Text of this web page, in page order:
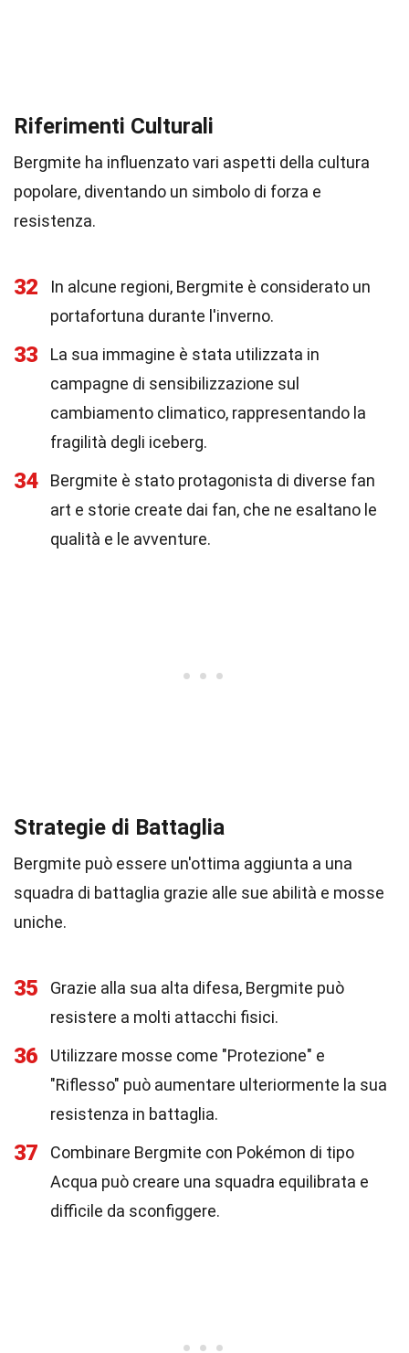
Riferimenti Culturali
Bergmite ha influenzato vari aspetti della cultura
popolare, diventando un simbolo di forza e
resistenza.
32
In alcune regioni, Bergmite è considerato un
portafortuna durante l'inverno.
33
La sua immagine è stata utilizzata in
campagne di sensibilizzazione sul
cambiamento climatico, rappresentando la
fragilità degli iceberg.
34
Bergmite è stato protagonista di diverse fan
art e storie create dai fan, che ne esaltano le
qualità e le avventure.
Strategie di Battaglia
Bergmite può essere un'ottima aggiunta a una
squadra di battaglia grazie alle sue abilità e mosse
uniche.
35
Grazie alla sua alta difesa, Bergmite può
resistere a molti attacchi fisici.
36
Utilizzare mosse come "Protezione" e
"Riflesso" può aumentare ulteriormente la sua
resistenza in battaglia.
37
Combinare Bergmite con Pokémon di tipo
Acqua può creare una squadra equilibrata e
difficile da sconfiggere.